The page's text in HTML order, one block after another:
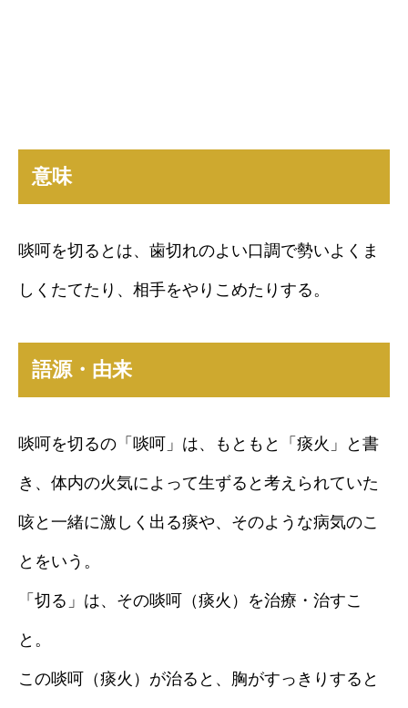
意味
啖呵を切るとは、歯切れのよい口調で勢いよくま
しくたてたり、相手をやりこめたりする。
語源・由来
啖呵を切るの「啖呵」は、もともと「痰火」と書
き、体内の火気によって生ずると考えられていた
咳と一緒に激しく出る痰や、そのような病気のこ
とをいう。
「切る」は、その啖呵（痰火）を治療・治すこ
と。
この啖呵（痰火）が治ると、胸がすっきりすると